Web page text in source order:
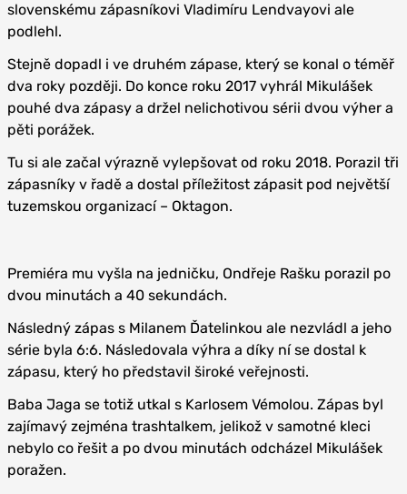
slovenskému zápasníkovi Vladimíru Lendvayovi ale
podlehl.
Stejně dopadl i ve druhém zápase, který se konal o téměř
dva roky později. Do konce roku 2017 vyhrál Mikulášek
pouhé dva zápasy a držel nelichotivou sérii dvou výher a
pěti porážek.
Tu si ale začal výrazně vylepšovat od roku 2018. Porazil tři
zápasníky v řadě a dostal příležitost zápasit pod největší
tuzemskou organizací – Oktagon.
Premiéra mu vyšla na jedničku, Ondřeje Rašku porazil po
dvou minutách a 40 sekundách.
Následný zápas s Milanem Ďatelinkou ale nezvládl a jeho
série byla 6:6. Následovala výhra a díky ní se dostal k
zápasu, který ho představil široké veřejnosti.
Baba Jaga se totiž utkal s Karlosem Vémolou. Zápas byl
zajímavý zejména trashtalkem, jelikož v samotné kleci
nebylo co řešit a po dvou minutách odcházel Mikulášek
poražen.